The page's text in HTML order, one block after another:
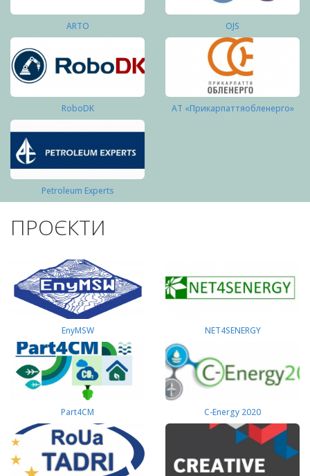
ARTO OJS
RoboDK АТ «Прикарпаттяобленерго»
Petroleum Experts
ПРОЄКТИ
EnyMSW NET4SENERGY
Part4СМ C-Energy 2020